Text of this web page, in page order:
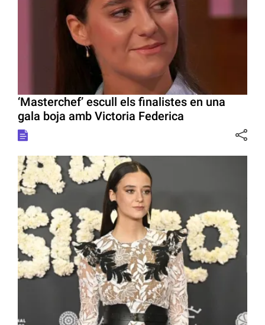
‘Masterchef’ escull els finalistes en una
gala boja amb Victoria Federica